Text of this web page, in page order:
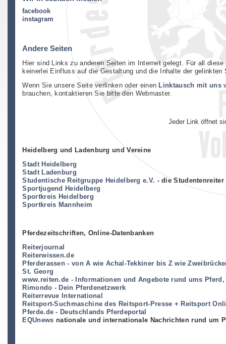
facebook
instagram
Andere Seiten
Hier sind Links zu anderen Seiten im Internet gelegt. Für all
keinerlei Einfluss auf die Gestaltung und die Inhalte der gelinkten
Wenn Sie unsere Seite verlinken oder einen Linktausch mit uns
brauchen, kontaktieren Sie bitte den Webmaster.
Jeder Link öffnet
Heidelberg und Ladenburg und Vereine
Stadt Heidelberg
Stadt Ladenburg
Studentische Reitgruppe Heidelberg e.V. - die Studentenreiter
Sportjugend Heidelberg
Sportkreis Heidelberg
Sportkreis Mannheim
Pferdezeitschriften, Online-Datenbanken
Reiterjournal
Reiterwissen.de
Pferderassen - von A wie Achal-Tekkiner bis Z wie
St. Georg
www.reiten.de - Informationen und Angebote rund ums
Rimondo - Dein Pferdenetzwerk
Reiterrevue International
Reitsport-Suchmaschine des Reitsport-Presse + Reitsport
Pferde.de - Deutschlands Pferdeportal
EQUnews nationale und internationale Nachrichten rund um